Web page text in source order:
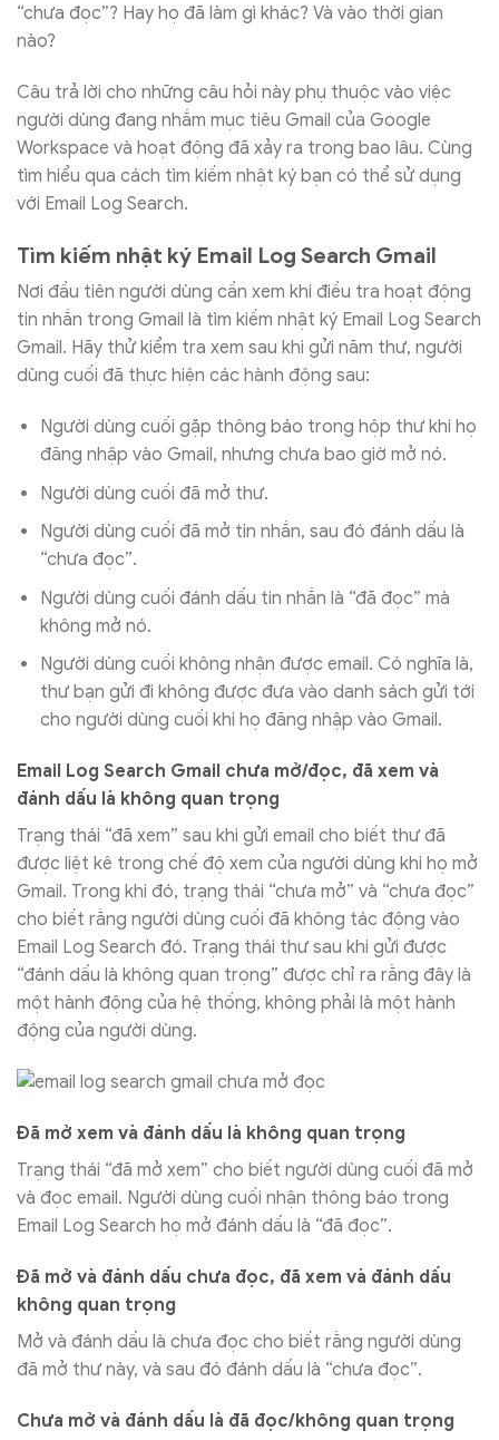
“chưa đọc”? Hay họ đã làm gì khác? Và vào thời gian
nào?
Câu trả lời cho những câu hỏi này phụ thuộc vào việc
người dùng đang nhắm mục tiêu Gmail của Google
Workspace và hoạt động đã xảy ra trong bao lâu. Cùng
tìm hiểu qua cách tìm kiếm nhật ký bạn có thể sử dụng
với Email Log Search.
Tìm kiếm nhật ký Email Log Search Gmail
Nơi đầu tiên người dùng cần xem khi điều tra hoạt động
tin nhắn trong Gmail là tìm kiếm nhật ký Email Log Search
Gmail. Hãy thử kiểm tra xem sau khi gửi năm thư, người
dùng cuối đã thực hiện các hành động sau:
Người dùng cuối gặp thông báo trong hộp thư khi họ
đăng nhập vào Gmail, nhưng chưa bao giờ mở nó.
Người dùng cuối đã mở thư.
Người dùng cuối đã mở tin nhắn, sau đó đánh dấu là
“chưa đọc”.
Người dùng cuối đánh dấu tin nhắn là “đã đọc” mà
không mở nó.
Người dùng cuối không nhận được email. Có nghĩa là,
thư bạn gửi đi không được đưa vào danh sách gửi tới
cho người dùng cuối khi họ đăng nhập vào Gmail.
Email Log Search Gmail chưa mở/đọc, đã xem và
đánh dấu là không quan trọng
Trạng thái “đã xem” sau khi gửi email cho biết thư đã
được liệt kê trong chế độ xem của người dùng khi họ mở
Gmail. Trong khi đó, trạng thái “chưa mở” và “chưa đọc”
cho biết rằng người dùng cuối đã không tác động vào
Email Log Search đó. Trạng thái thư sau khi gửi được
“đánh dấu là không quan trọng” được chỉ ra rằng đây là
một hành động của hệ thống, không phải là một hành
động của người dùng.
Đã mở xem và đánh dấu là không quan trọng
Trạng thái “đã mở xem” cho biết người dùng cuối đã mở
và đọc email. Người dùng cuối nhận thông báo trong
Email Log Search họ mở đánh dấu là “đã đọc”.
Đã mở và đánh dấu chưa đọc, đã xem và đánh dấu
không quan trọng
Mở và đánh dấu là chưa đọc cho biết rằng người dùng
đã mở thư này, và sau đó đánh dấu là “chưa đọc”.
Chưa mở và đánh dấu là đã đọc/không quan trọng